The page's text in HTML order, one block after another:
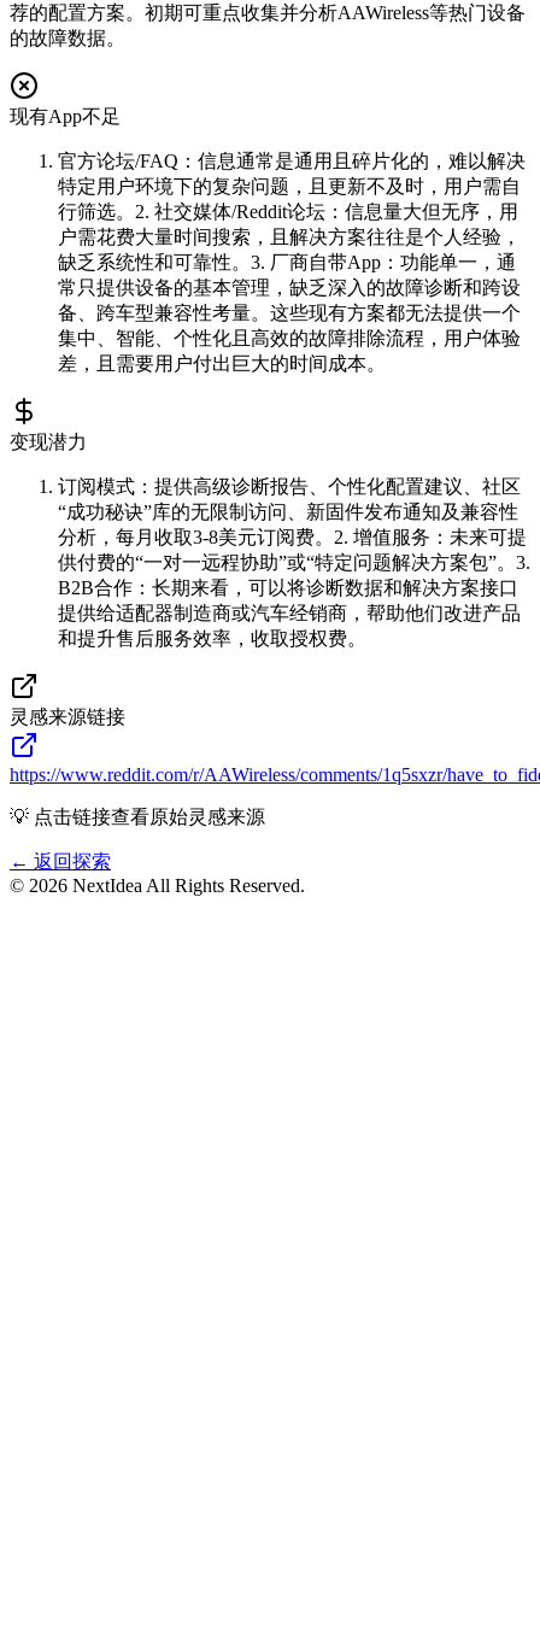
荐的配置方案。初期可重点收集并分析AAWireless等热门设备
的故障数据。
现有App不足
官方论坛/FAQ：信息通常是通用且碎片化的，难以解决
特定用户环境下的复杂问题，且更新不及时，用户需自
行筛选。2. 社交媒体/Reddit论坛：信息量大但无序，用
户需花费大量时间搜索，且解决方案往往是个人经验，
缺乏系统性和可靠性。3. 厂商自带App：功能单一，通
常只提供设备的基本管理，缺乏深入的故障诊断和跨设
备、跨车型兼容性考量。这些现有方案都无法提供一个
集中、智能、个性化且高效的故障排除流程，用户体验
差，且需要用户付出巨大的时间成本。
变现潜力
订阅模式：提供高级诊断报告、个性化配置建议、社区
“成功秘诀”库的无限制访问、新固件发布通知及兼容性
分析，每月收取3-8美元订阅费。2. 增值服务：未来可提
供付费的“一对一远程协助”或“特定问题解决方案包”。3.
B2B合作：长期来看，可以将诊断数据和解决方案接口
提供给适配器制造商或汽车经销商，帮助他们改进产品
和提升售后服务效率，收取授权费。
灵感来源链接
https://www.reddit.com/r/AAWireless/comments/1q5sxzr/
💡 点击链接查看原始灵感来源
← 返回探索
© 2026 NextIdea All Rights Reserved.